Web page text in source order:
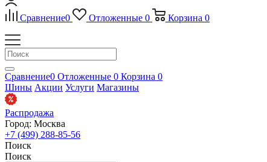
Сравнение0 Отложенные 0 Корзина 0
Сравнение0 Отложенные 0 Корзина 0
Шины Акции Услуги Магазины
Распродажа
Город: Москва
+7 (499) 288-85-56
Поиск
Поиск